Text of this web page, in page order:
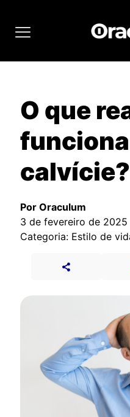
O que
calvície?
Por Oraculum
3 de fevereiro de 2025
Categoria: Estilo de